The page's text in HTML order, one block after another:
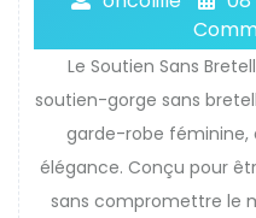
Le Soutien Sans
soutien-gorge sans
garde-robe
élégance. Conçu pour
sans compromettre le